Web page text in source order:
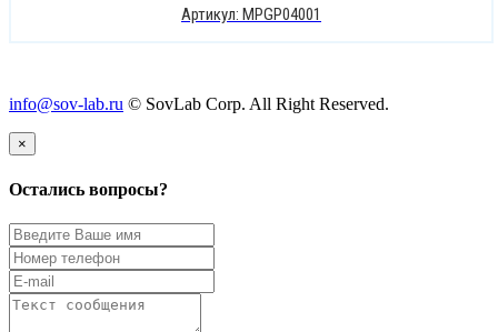
Артикул: MPGP04001
info@sov-lab.ru © SovLab Corp. All Right Reserved.
×
Остались вопросы?